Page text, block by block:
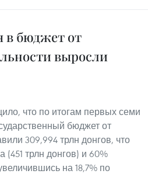
в бюджет от
выросли
что по итогам первых семи
бюджет от
309,994 трлн донгов, что
(451 трлн донгов) и 60%
на 18,7% по